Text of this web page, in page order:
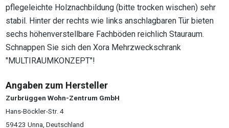
pflegeleichte Holznachbildung (bitte trocken wischen) sehr
stabil. Hinter der rechts wie links anschlagbaren Tür bieten
sechs höhenverstellbare Fachböden reichlich Stauraum.
Schnappen Sie sich den Xora Mehrzweckschrank
"MULTIRAUMKONZEPT"!
Angaben zum Hersteller
Zurbrüggen Wohn-Zentrum GmbH
Hans-Böckler-Str. 4
59423 Unna, Deutschland